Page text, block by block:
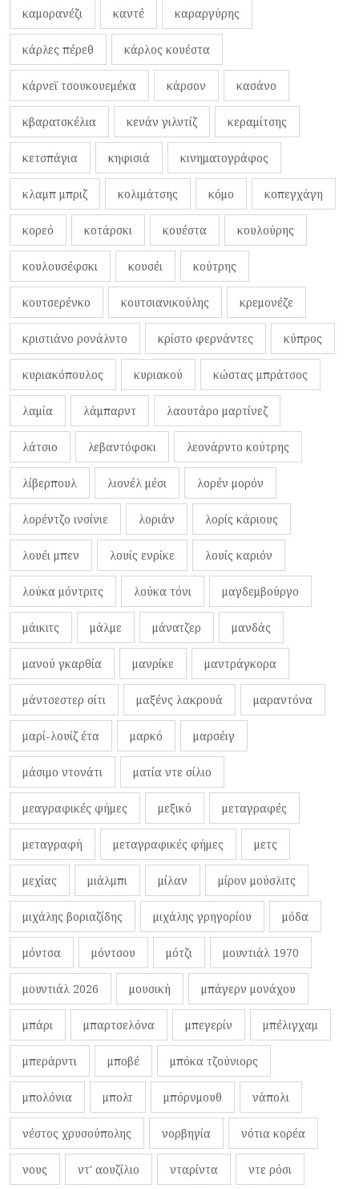
καμορανέζι καντέ καραργύρης
κάρλες πέρεθ κάρλος κουέστα
κάρνεϊ τσουκουεμέκα κάρσον κασάνο
κβαρατσκέλια κενάν γιλντίζ κεραμίτσης
κετσπάγια κηφισιά κινηματογράφος
κλαμπ μπριζ κολιμάτσης κόμο κοπεγχάγη
κορεό κοτάρσκι κουέστα κουλούρης
κουλουσέφσκι κουσέι κούτρης
κουτσερένκο κουτσιανικούλης κρεμονέζε
κριστιάνο ρονάλντο κρίστο φερνάντες κύπρος
κυριακόπουλος κυριακού κώστας μπράτσος
λαμία λάμπαρντ λαουτάρο μαρτίνεζ
λάτσιο λεβαντόφσκι λεονάρντο κούτρης
λίβερπουλ λιονέλ μέσι λορέν μορόν
λορέντζο ινσίνιε λοριάν λορίς κάριους
λουέι μπεν λουίς ενρίκε λουίς καριόν
λούκα μόντριτς λούκα τόνι μαγδεμβούργο
μάικιτς μάλμε μάνατζερ μανδάς
μανού γκαρθία μανρίκε μαντράγκορα
μάντσεστερ σίτι μαξένς λακρουά μαραντόνα
μαρί-λουίζ έτα μαρκό μαρσέιγ
μάσιμο ντονάτι ματία ντε σίλιο
μεαγραφικές φήμες μεξικό μεταγραφές
μεταγραφή μεταγραφικές φήμες μετς
μεχίας μιάλμπι μίλαν μίρον μούσλιτς
μιχάλης βοριαζίδης μιχάλης γρηγορίου μόδα
μόντσα μόντσου μότζι μουντιάλ 1970
μουντιάλ 2026 μουσική μπάγερν μονάχου
μπάρι μπαρτσελόνα μπεγερίν μπέλιγχαμ
μπεράρντι μποβέ μπόκα τζούνιορς
μπολόνια μπολτ μπόρνμουθ νάπολι
νέστος χρυσούπολης νορβηγία νότια κορέα
νους ντ' αουζίλιο νταρίντα ντε ρόσι